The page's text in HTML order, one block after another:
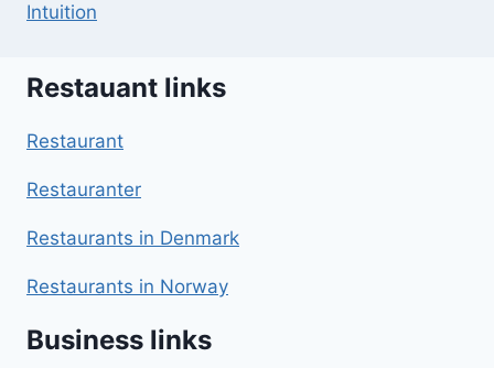
Intuition
Restauant links
Restaurant
Restauranter
Restaurants in Denmark
Restaurants in Norway
Business links